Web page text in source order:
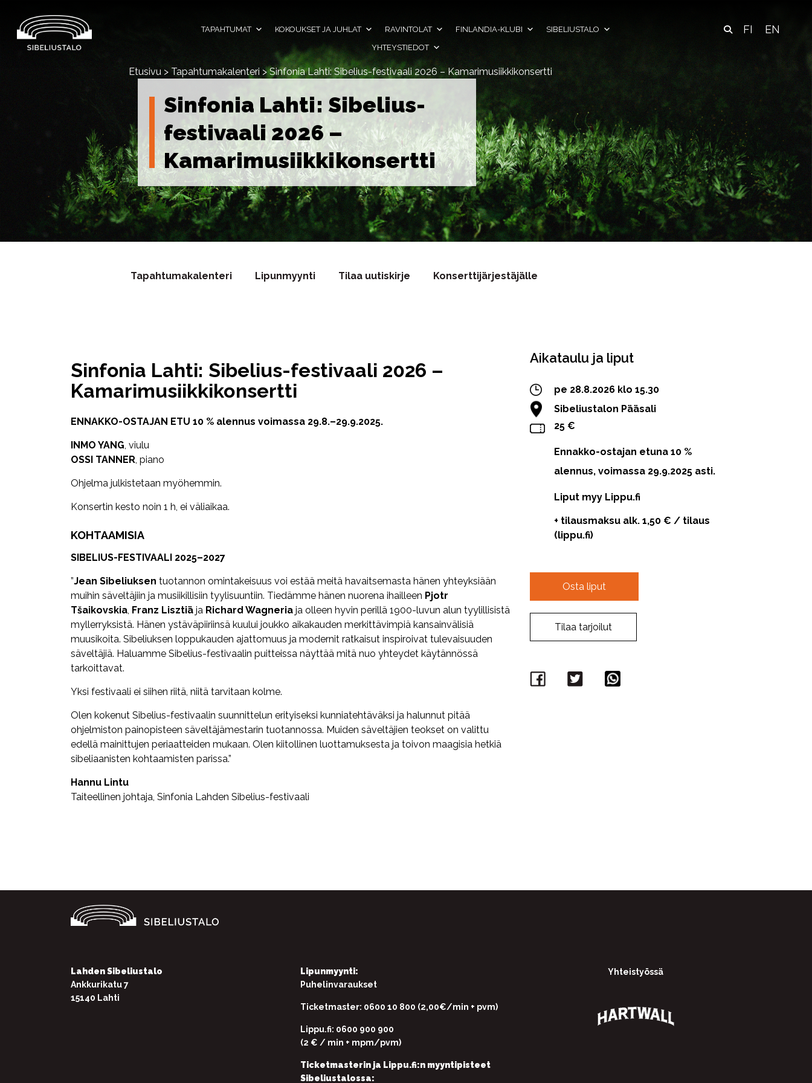
content
TAPAHTUMAT KOKOUKSET JA JUHLAT RAVINTOLAT FINLANDIA-KLUBI
SIBELIUSTALO
YHTEYSTIEDOT
FI EN
Etusivu >Tapahtumakalenteri>Sinfonia Lahti: Sibelius-festivaali 2026 – Kamarimusiikkikonsertti
Sinfonia Lahti: Sibelius-
festivaali 2026 –
Kamarimusiikkikonsertti
Tapahtumakalenteri Lipunmyynti Tilaa uutiskirje Konserttijärjestäjälle
Sinfonia Lahti: Sibelius-festivaali 2026 –
Kamarimusiikkikonsertti
ENNAKKO-OSTAJAN ETU 10 % alennus voimassa 29.8.–29.9.2025.
INMO YANG, viulu
OSSI TANNER, piano
Ohjelma julkistetaan myöhemmin.
Konsertin kesto noin 1 h, ei väliaikaa.
KOHTAAMISIA
SIBELIUS-FESTIVAALI 2025–2027
”Jean Sibeliuksen tuotannon omintakeisuus voi estää meitä havaitsemasta hänen yhteyksiään
muihin säveltäjiin ja musiikillisiin tyylisuuntiin. Tiedämme hänen nuorena ihailleen Pjotr
Tšaikovskia, Franz Lisztiä ja Richard Wagneria ja olleen hyvin perillä 1900-luvun alun tyylillisistä
myllerryksistä. Hänen ystäväpiiriinsä kuului joukko aikakauden merkittävimpiä kansainvälisiä
muusikoita. Sibeliuksen loppukauden ajattomuus ja modernit ratkaisut inspiroivat tulevaisuuden
säveltäjiä. Haluamme Sibelius-festivaalin puitteissa näyttää mitä nuo yhteydet käytännössä
tarkoittavat.
Yksi festivaali ei siihen riitä, niitä tarvitaan kolme.
Olen kokenut Sibelius-festivaalin suunnittelun erityiseksi kunniatehtäväksi ja halunnut pitää
ohjelmiston painopisteen säveltäjämestarin tuotannossa. Muiden säveltäjien teokset on valittu
edellä mainittujen periaatteiden mukaan. Olen kiitollinen luottamuksesta ja toivon maagisia hetkiä
sibeliaanisten kohtaamisten parissa.”
Hannu Lintu
Taiteellinen johtaja, Sinfonia Lahden Sibelius-festivaali
Aikataulu ja liput
pe 28.8.2026 klo 15.30
Sibeliustalon Pääsali
25 €
Ennakko-ostajan etuna 10 %
alennus, voimassa 29.9.2025 asti.
Liput myy Lippu.fi
+ tilausmaksu alk. 1,50 € / tilaus
(lippu.fi)
Osta liput
Tilaa tarjoilut
Facebook
Twitter
Lahden Sibeliustalo
Ankkurikatu 7
15140 Lahti
Lipunmyynti:
Puhelinvaraukset
Ticketmaster: 0600 10 800 (2,00€/min + pvm)
Lippu.fi: 0600 900 900
(2 € / min + mpm/pvm)
Ticketmasterin ja Lippu.fi:n myyntipisteet
Sibeliustalossa:
Yhteistyössä